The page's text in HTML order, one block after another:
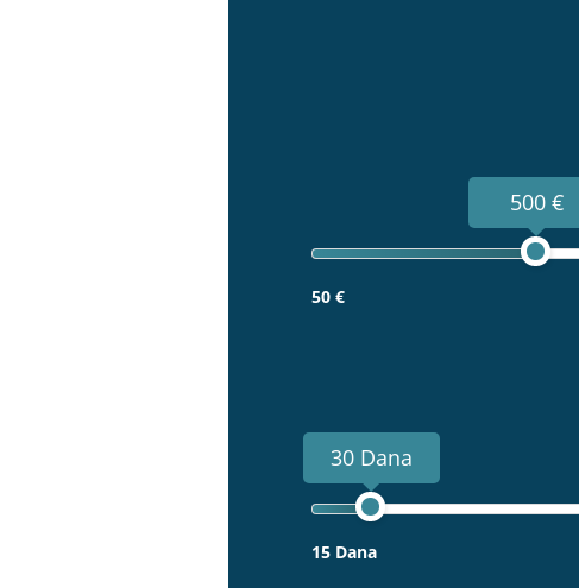
500 €
50 €
30 Dana
15 Dana